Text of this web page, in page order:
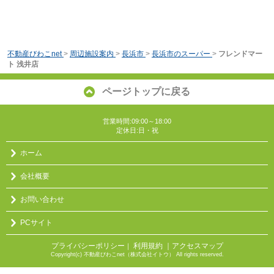
不動産びわこnet > 周辺施設案内 > 長浜市 > 長浜市のスーパー > フレンドマー
ト 浅井店
ページトップに戻る
営業時間:09:00～18:00
定休日:日・祝
ホーム
会社概要
お問い合わせ
PCサイト
プライバシーポリシー ｜ 利用規約 ｜アクセスマップ
Copyright(c) 不動産びわこnet（株式会社イトウ） All rights reserved.